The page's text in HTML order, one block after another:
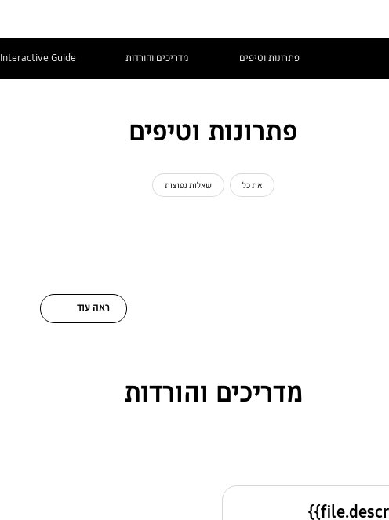
פתרונות וטיפים מדריכים והורדות Interactive Guide
פתרונות וטיפים
את כל שאלות נפוצות
ראה עוד
מדריכים והורדות